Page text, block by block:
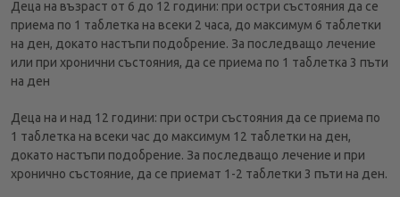
Деца на възраст от 6 до 12 години: при остри състояния да се
приема по 1 таблетка на всеки 2 часа, до максимум 6 таблетки
на ден, докато настъпи подобрение. За последващо лечение
или при хронични състояния, да се приема по 1 таблетка 3 пъти
на ден
Деца на и над 12 години: при остри състояния да се приема по
1 таблетка на всеки час до максимум 12 таблетки на ден,
докато настъпи подобрение. За последващо лечение и при
хронично състояние, да се приемат 1-2 таблетки 3 пъти на ден.